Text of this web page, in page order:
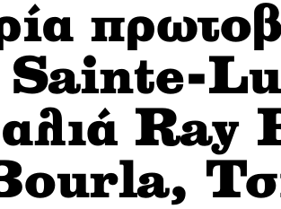
Sainte-